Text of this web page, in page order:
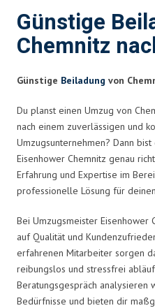
Günstige
Chemnitz
Günstige Beiladung von
Du planst einen Umzug von
nach einem zuverlässigen und
Umzugsunternehmen? Dann
Eisenhower Chemnitz genau
Erfahrung und Expertise im
professionelle Lösung für
Bei Umzugsmeister
auf Qualität und
erfahrenen Mitarbeiter sorgen
reibungslos und stressfrei
Beratungsgespräch analysieren
Bedürfnisse und bieten dir